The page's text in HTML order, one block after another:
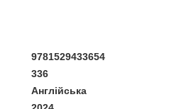
9781529433654
336
Англійська